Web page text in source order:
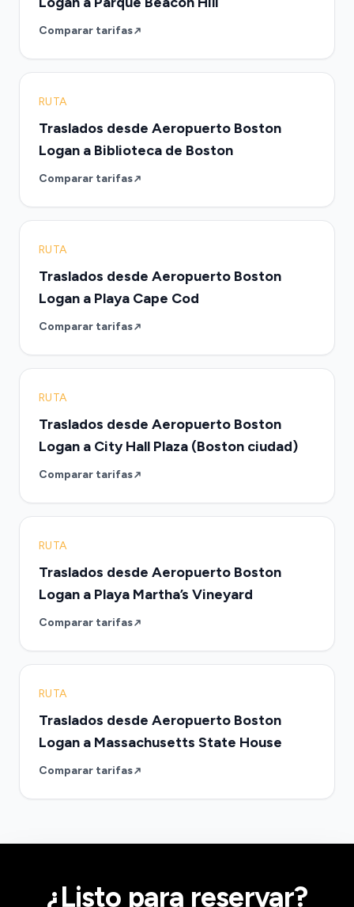
Comparar tarifas
RUTA
Traslados desde Aeropuerto Boston
Logan a Biblioteca de Boston
Comparar tarifas
RUTA
Traslados desde Aeropuerto Boston
Logan a Playa Cape Cod
Comparar tarifas
RUTA
Traslados desde Aeropuerto Boston
Logan a City Hall Plaza (Boston ciudad)
Comparar tarifas
RUTA
Traslados desde Aeropuerto Boston
Logan a Playa Martha’s Vineyard
Comparar tarifas
RUTA
Traslados desde Aeropuerto Boston
Logan a Massachusetts State House
Comparar tarifas
¿Listo para reservar?